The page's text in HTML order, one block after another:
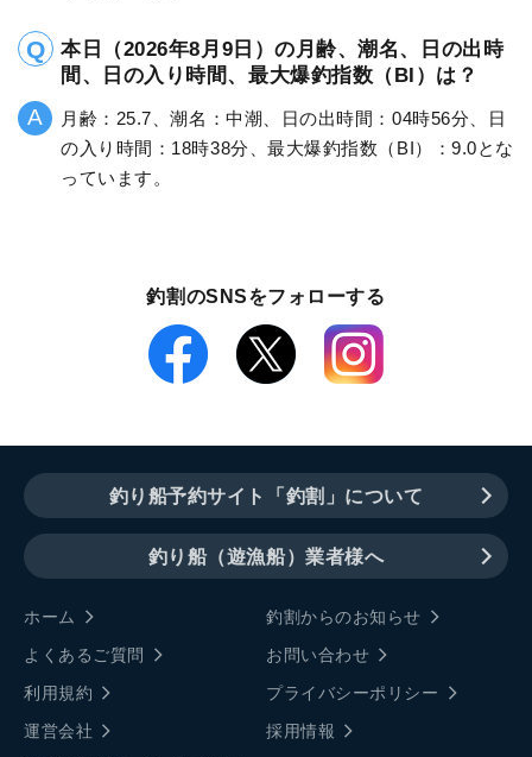
本日（2026年8月9日）の月齢、潮名、日の出時
間、日の入り時間、最大爆釣指数（BI）は？
月齢：25.7、潮名：中潮、日の出時間：04時56分、日
の入り時間：18時38分、最大爆釣指数（BI）：9.0とな
っています。
釣割のSNSをフォローする
釣り船予約サイト「釣割」について
釣り船（遊漁船）業者様へ
ホーム
釣割からのお知らせ
よくあるご質問
お問い合わせ
利用規約
プライバシーポリシー
運営会社
採用情報